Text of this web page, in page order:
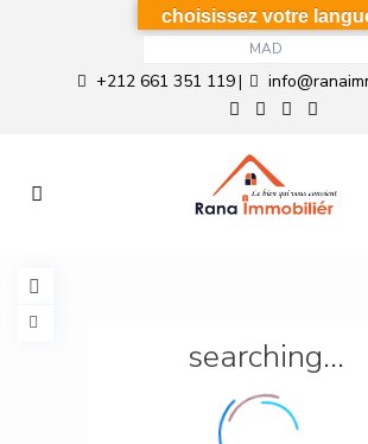
MAD
+212 661 351 119|
searching...
choisissez votre